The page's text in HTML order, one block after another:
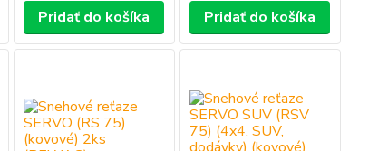
Pridať do košíka Pridať do košíka